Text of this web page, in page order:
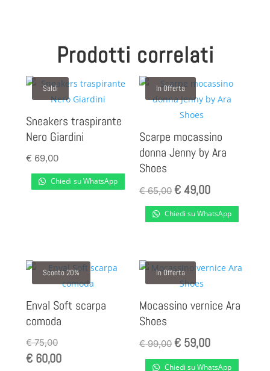
Prodotti correlati
Saldi
Sneakers traspirante
Nero Giardini
€ 69,00
Chiedi su WhatsApp
In Offerta
Scarpe mocassino
donna Jenny by Ara
Shoes
€65,00Il
prezzo
originale
€49,00Il
prezzo
attuale
Chiedi su WhatsApp
Sconto 20%
Enval Soft scarpa
comoda
€75,00
€60,00
In Offerta
Mocassino vernice Ara
Shoes
€99,00Il
prezzo
€ 59,00Il
prezzo
Chiedi su WhatsApp